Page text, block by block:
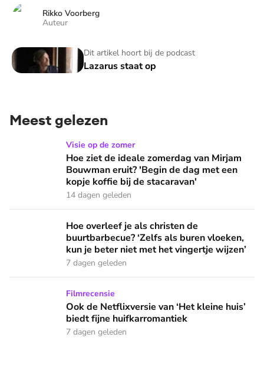
Rikko Voorberg
Auteur
Dit artikel hoort bij de podcast
Lazarus staat op
Lazarus staat op
Meest gelezen
Hoe ziet de ideale zomerdag van Mirjam Bouwman eruit?
Visie op de zomer
Hoe ziet de ideale zomerdag van Mirjam
Bouwman eruit? 'Begin de dag met een
kopje koffie bij de stacaravan'
14 dagen geleden
Hoe overleef je als christen de buurtbarbecue? ‘Zelfs als
Hoe overleef je als christen de
buurtbarbecue? ‘Zelfs als buren vloeken,
kun je beter niet met het vingertje wijzen’
7 dagen geleden
Ook de Netflixversie van ‘Het kleine huis’ biedt fijne
Filmrecensie
Ook de Netflixversie van ‘Het kleine huis’
biedt fijne huifkarromantiek
7 dagen geleden